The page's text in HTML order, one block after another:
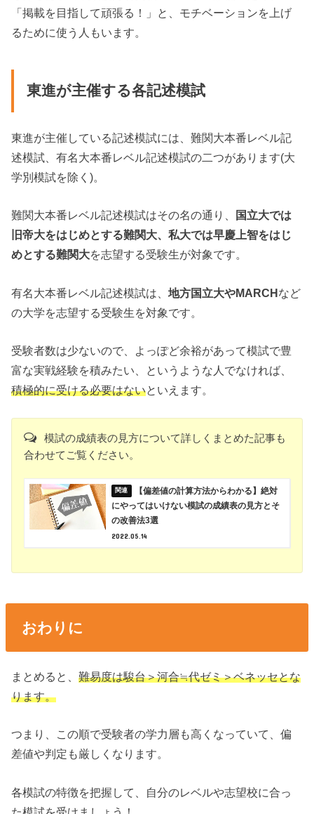
「掲載を目指して頑張る！」と、モチベーションを上げ
るために使う人もいます。
東進が主催する各記述模試
東進が主催している記述模試には、難関大本番レベル記
述模試、有名大本番レベル記述模試の二つがあります(大
学別模試を除く)。
難関大本番レベル記述模試はその名の通り、
国立大では
旧帝大をはじめとする難関大、私大では早慶上智をはじ
めとする難関大を志望する受験生が対象です。
有名大本番レベル記述模試は、地方国立大やMARCHなど
の大学を志望する受験生を対象です。
受験者数は少ないので、よっぽど余裕があって模試で豊
富な実戦経験を積みたい、というような人でなければ、
積極的に受ける必要はないといえます。
模試の成績表の見方について詳しくまとめた記事も
合わせてご覧ください。
【偏差値の計算方法からわかる】絶対
にやってはいけない模試の成績表の見方とそ
の改善法3選
2022.05.14
おわりに
まとめると、難易度は駿台＞河合≒代ゼミ＞ベネッセとな
ります。
つまり、この順で受験者の学力層も高くなっていて、偏
差値や判定も厳しくなります。
各模試の特徴を把握して、自分のレベルや志望校に合っ